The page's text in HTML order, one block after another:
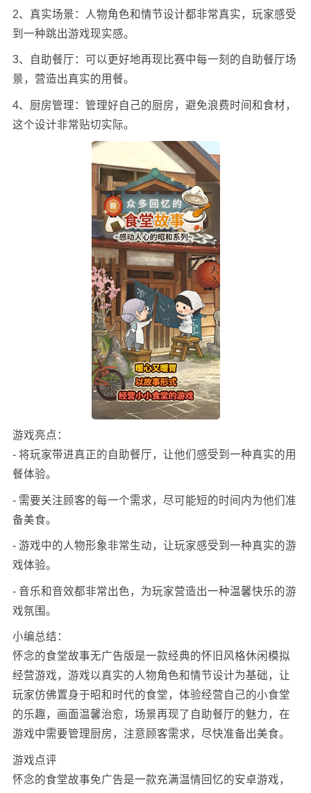
2、真实场景：人物角色和情节设计都非常真实，玩家感受
到一种跳出游戏现实感。
3、自助餐厅：可以更好地再现比赛中每一刻的自助餐厅场
景，营造出真实的用餐。
4、厨房管理：管理好自己的厨房，避免浪费时间和食材，
这个设计非常贴切实际。
游戏亮点：
- 将玩家带进真正的自助餐厅，让他们感受到一种真实的用
餐体验。
- 需要关注顾客的每一个需求，尽可能短的时间内为他们准
备美食。
- 游戏中的人物形象非常生动，让玩家感受到一种真实的游
戏体验。
- 音乐和音效都非常出色，为玩家营造出一种温馨快乐的游
戏氛围。
小编总结：
怀念的食堂故事无广告版是一款经典的怀旧风格休闲模拟
经营游戏，游戏以真实的人物角色和情节设计为基础，让
玩家仿佛置身于昭和时代的食堂，体验经营自己的小食堂
的乐趣，画面温馨治愈，场景再现了自助餐厅的魅力，在
游戏中需要管理厨房，注意顾客需求，尽快准备出美食。
游戏点评
怀念的食堂故事免广告是一款充满温情回忆的安卓游戏，